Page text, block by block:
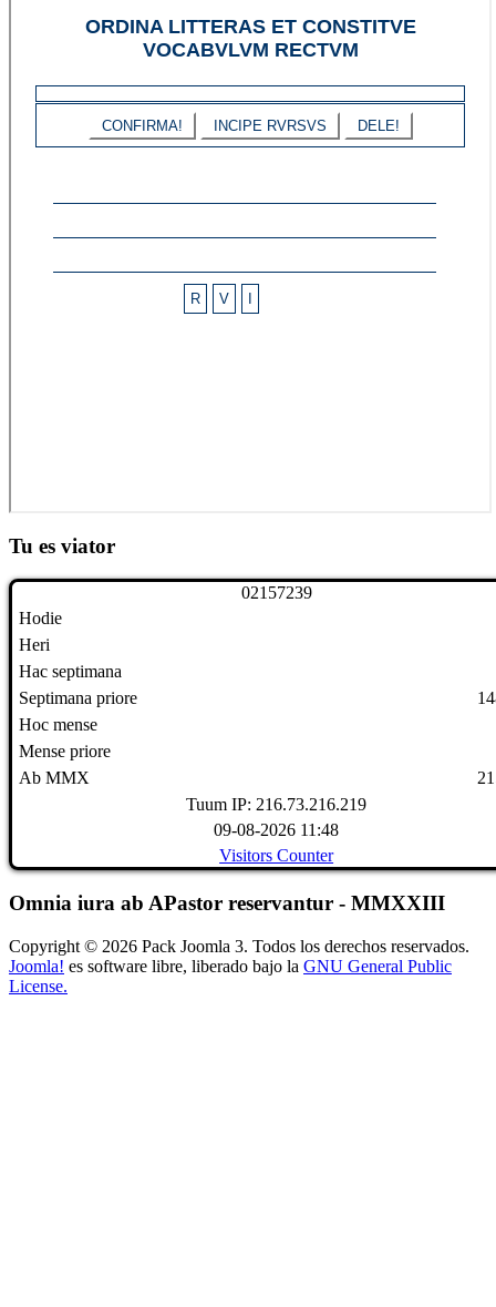
Tu es viator
02157239
Hodie
Heri
Hac septimana
Septimana priore
Hoc mense
Mense priore
Ab MMX
Tuum IP: 216.73.216.219
09-08-2026 11:48
Visitors Counter
Omnia iura ab APastor reservantur - MMXXIII
Copyright © 2026 Pack Joomla 3. Todos los derechos reservados.
Joomla! es software libre, liberado bajo la GNU General Public
License.